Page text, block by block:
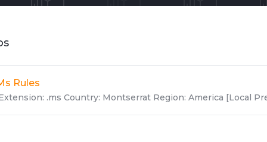
Rules
.ms Country: Montserrat Region: America [Local